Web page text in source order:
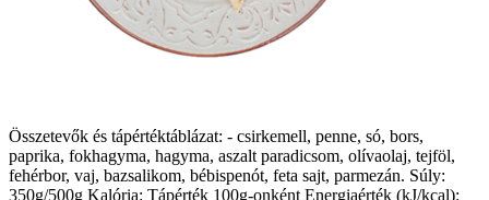
Összetevők és tápértéktáblázat: - csirkemell, penne, só, bors,
paprika, fokhagyma, hagyma, aszalt paradicsom, olívaolaj, tejföl,
fehérbor, vaj, bazsalikom, bébispenót, feta sajt, parmezán. Súly:
350g/500g Kalória: Tápérték 100g-onként Energiaérték (kJ/kcal):